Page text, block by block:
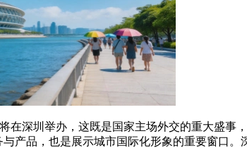
在深圳举办，这既是国家主场外交的重大盛
产品，也是展示城市国际化形象的重要窗口